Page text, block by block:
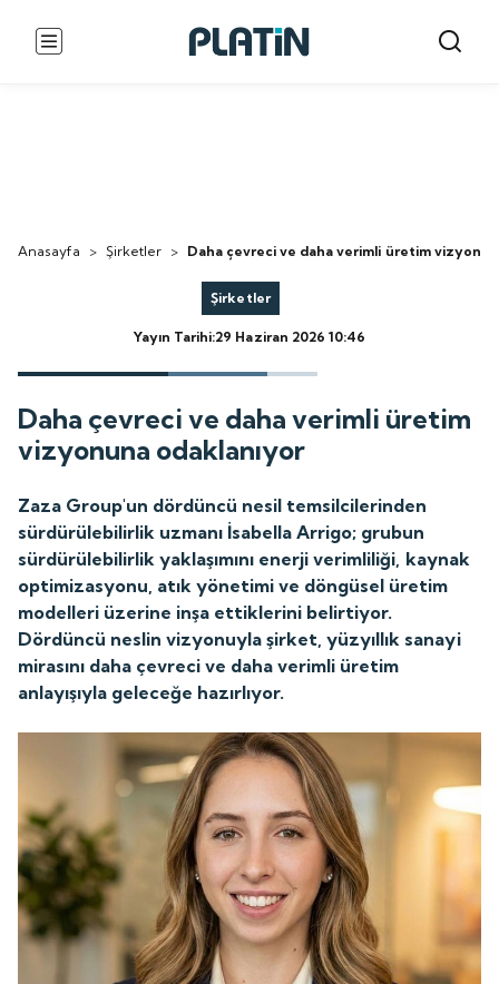
Anasayfa > Şirketler > Daha çevreci ve daha verimli üretim
Şirketler
Yayın Tarihi:29 Haziran 2026 10:46
Daha çevreci ve daha verimli üretim
vizyonuna odaklanıyor
Zaza Group'un dördüncü nesil temsilcilerinden
sürdürülebilirlik uzmanı İsabella Arrigo; grubun
sürdürülebilirlik yaklaşımını enerji verimliliği, kaynak
optimizasyonu, atık yönetimi ve döngüsel üretim
modelleri üzerine inşa ettiklerini belirtiyor.
Dördüncü neslin vizyonuyla şirket, yüzyıllık sanayi
mirasını daha çevreci ve daha verimli üretim
anlayışıyla geleceğe hazırlıyor.